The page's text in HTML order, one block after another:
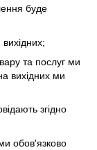
буде
та послуг ми
вихідних ми
згідно
обов'язково